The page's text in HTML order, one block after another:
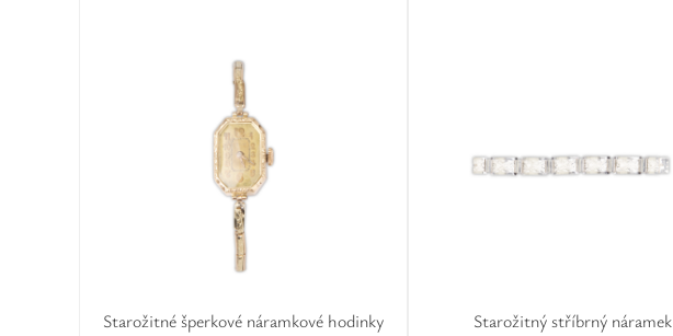
Starožitné šperkové náramkové hodinky Starožitný stříbrný náramek